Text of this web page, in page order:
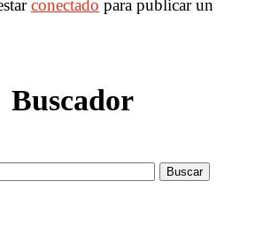
conectado para publicar un
Buscador